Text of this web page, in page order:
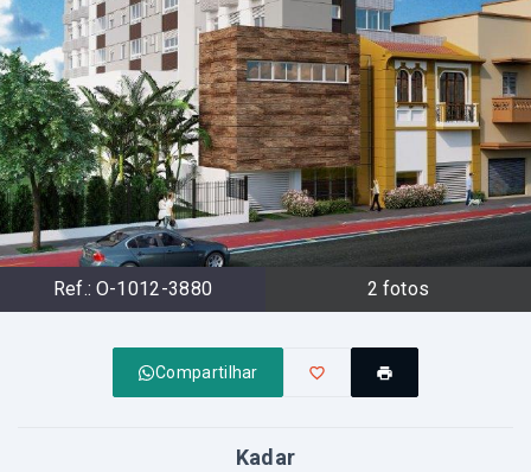
Ref.: O-1012-3880 2 fotos
Compartilhar
Kadar